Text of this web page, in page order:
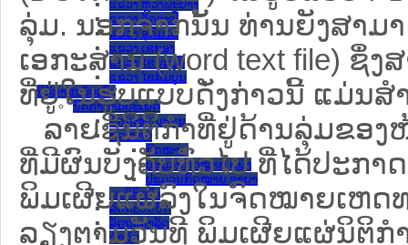
ແຂວງ ຫຼວງພະບາງ
ແຂວງ ອັດຕະປື
ແຂວງ ອຸດົມໄຊ
ແຂວງ ເຊກອງ
ແຂວງ ໄຊຍະບູລີ
ແຂວງ ໄຊສົມບູນ
ນິຕິກໍາສະບັບເກົ່າ
ນິຕິກຳຕາມປະເພດ
ລັດຖະທໍາມະນູນ
ກົດໝາຍ
ກົດໝາຍ
ປະມວນກົດໝາຍ ແພ່ງ
ປະມວນກົດໝາຍ ອາຍາ
ມະຕິຕົກລົງ
ລັດຖະບັນຍັດ
ລັດຖະດໍາລັດ
ດໍາລັດ
ລຸ່ມ. ນອກຈາກນັ້ນ ທ່ານຍັງສາມ
ເອກະສານ (word text file) ຊຶ່
ທີ່ຢູ່ໃນຮູບແບບດັ່ງກ່າວນີ້ ແມ່ນສ
ລາຍຊື່ນິຕິກຳທີ່ຢູ່ດ້ານລຸ່ມຂອງ
ທີ່ມີຜົນບັງຄັບທົ່ວໄປ ທີ່ໄດ້ປະກ
ພິມເຜີຍແຜ່ລົງໃນຈົດໝາຍເຫດ
ລຽງຕາມວັນທີ ພິມເຜີຍແຜ່ນິຕິກ